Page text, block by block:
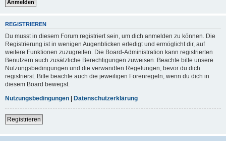
REGISTRIEREN
Du musst in diesem Forum registriert sein, um dich anmelden zu können. Die
Registrierung ist in wenigen Augenblicken erledigt und ermöglicht dir, auf
weitere Funktionen zuzugreifen. Die Board-Administration kann registrierten
Benutzern auch zusätzliche Berechtigungen zuweisen. Beachte bitte unsere
Nutzungsbedingungen und die verwandten Regelungen, bevor du dich
registrierst. Bitte beachte auch die jeweiligen Forenregeln, wenn du dich in
diesem Board bewegst.
Nutzungsbedingungen | Datenschutzerklärung
Registrieren